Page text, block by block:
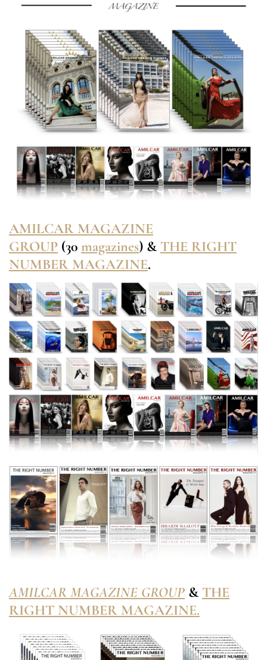
AMILCAR MAGAZINE
GROUP (30 magazines) & THE RIGHT
NUMBER MAGAZINE.
AMILCAR MAGAZINE GROUP & THE
RIGHT NUMBER MAGAZINE.